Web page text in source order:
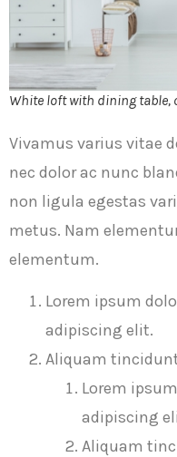
White loft with dining table,
Vivamus varius vitae
nec dolor ac nunc
non ligula egestas
metus. Nam
elementum.
Lorem ipsum
adipiscing elit.
Aliquam
Lorem
adipiscing
Aliquam